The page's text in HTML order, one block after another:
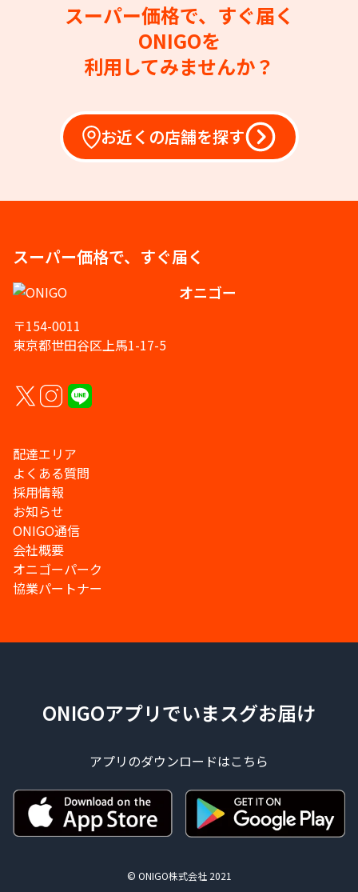
スーパー価格で、すぐ届く
ONIGOを
利用してみませんか？
お近くの店舗を探す
スーパー価格で、すぐ届く
オニゴー
〒154-0011
東京都世田谷区上馬1-17-5
配達エリア
よくある質問
採用情報
お知らせ
ONIGO通信
会社概要
オニゴーパーク
協業パートナー
ONIGOアプリでいまスグお届け
アプリのダウンロードはこちら
© ONIGO株式会社 2021